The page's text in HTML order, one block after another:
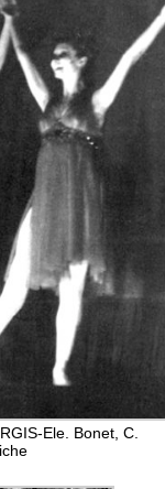
Ele. Bonet, C.